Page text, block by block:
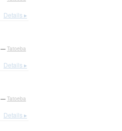
Details ▸
— Tatoeba
Details ▸
— Tatoeba
Details ▸